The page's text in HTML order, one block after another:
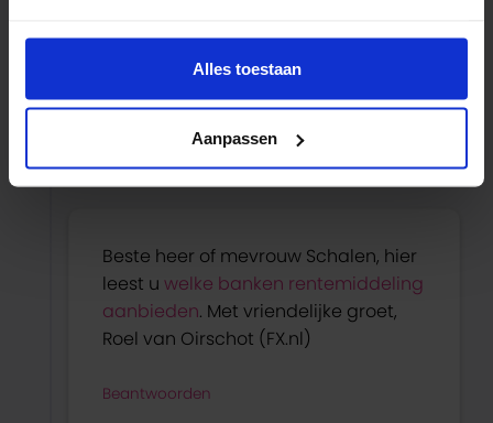
Alles toestaan
Aanpassen
12 september 2016 om 06:47
Beste heer of mevrouw Schalen, hier
leest u welke banken rentemiddeling
aanbieden. Met vriendelijke groet,
Roel van Oirschot (FX.nl)
Beantwoorden